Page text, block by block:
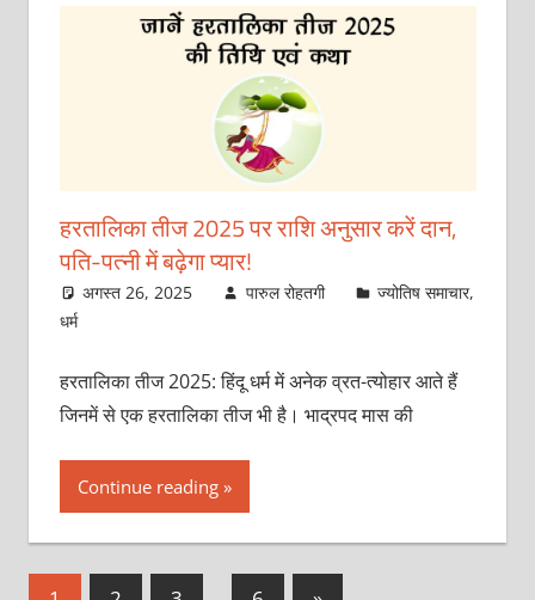
हरतालिका तीज 2025 पर राशि अनुसार करें दान,
पति-पत्‍नी में बढ़ेगा प्‍यार!
अगस्त 26, 2025 पारुल रोहतगी ज्योतिष समाचार,
धर्म
हरत‍ालिका तीज 2025: हिंदू धर्म में अनेक व्रत-त्‍योहार आते हैं
जिनमें से एक हरतालिका तीज भी है। भाद्रपद मास की
Continue reading